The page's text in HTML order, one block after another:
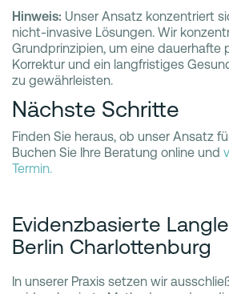
Hinweis: Unser Ansatz konzentriert
nicht-invasive Lösungen. Wir
Grundprinzipien, um eine dauerhafte
Korrektur und ein langfristiges
zu gewährleisten.
Nächste Schritte
Finden Sie heraus, ob unser Ansatz
Buchen Sie Ihre Beratung online und
Termin.
Evidenzbasierte
Berlin Charlottenburg
In unserer Praxis setzen wir